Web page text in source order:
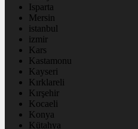
Isparta
Mersin
istanbul
izmir
Kars
Kastamonu
Kayseri
Kırklareli
Kırşehir
Kocaeli
Konya
Kütahya